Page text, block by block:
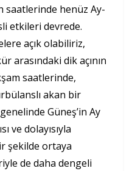
saatlerinde henüz Ay-
etkileri devrede.
açık olabiliriz,
arasındaki dik açının
saatlerinde,
akan bir
Güneş’in Ay
ve dolayısıyla
şekilde ortaya
de daha dengeli